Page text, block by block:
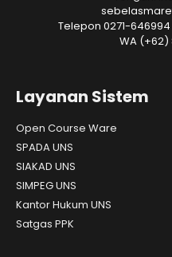
Telepon 0271-646994
WA (+62)
Layanan Sistem
Open Course Ware
SPADA UNS
SIAKAD UNS
SIMPEG UNS
Kantor Hukum UNS
Satgas PPK